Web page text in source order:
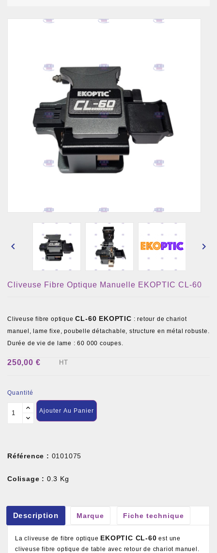
 
Cliveuse Fibre Optique Manuelle EKOPTIC CL-60
Cliveuse fibre optiqueCL-60 EKOPTIC : retour de chariot
manuel, lame fixe, poubelle détachable, structure en métal robuste.
Durée de vie de lame : 60 000 coupes.
250,00 € HT
Quantité
Ajouter Au Panier
Référence : 0101075
Colisage : 0.3 Kg
Description Marque Fiche technique
La cliveuse de fibre optique EKOPTIC CL-60 est une
cliveuse fibre optique de table avec retour de chariot manuel.